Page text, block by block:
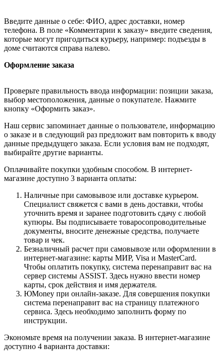
Введите данные о себе: ФИО, адрес доставки, номер
телефона. В поле «Комментарии к заказу» введите сведения,
которые могут пригодиться курьеру, например: подъезды в
доме считаются справа налево.
Оформление заказа
Проверьте правильность ввода информации: позиции заказа,
выбор местоположения, данные о покупателе. Нажмите
кнопку «Оформить заказ».
Наш сервис запоминает данные о пользователе, информацию
о заказе и в следующий раз предложит вам повторить к вводу
данные предыдущего заказа. Если условия вам не подходят,
выбирайте другие варианты.
Оплачивайте покупки удобным способом. В интернет-
магазине доступно 3 варианта оплаты:
Наличные при самовывозе или доставке курьером.
Специалист свяжется с вами в день доставки, чтобы
уточнить время и заранее подготовить сдачу с любой
купюры. Вы подписываете товаросопроводительные
документы, вносите денежные средства, получаете
товар и чек.
Безналичный расчет при самовывозе или оформлении в
интернет-магазине: карты МИР, Visa и MasterCard.
Чтобы оплатить покупку, система перенаправит вас на
сервер системы ASSIST. Здесь нужно ввести номер
карты, срок действия и имя держателя.
ЮMoney при онлайн-заказе. Для совершения покупки
система перенаправит вас на страницу платежного
сервиса. Здесь необходимо заполнить форму по
инструкции.
Экономьте время на получении заказа. В интернет-магазине
доступно 4 варианта доставки: